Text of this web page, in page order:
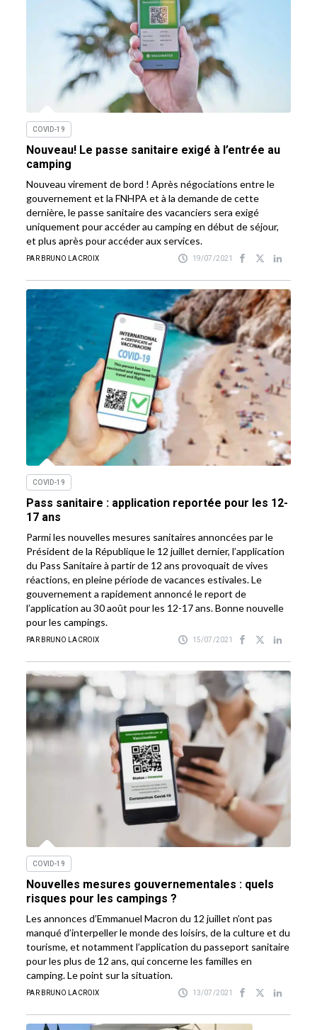
COVID-19
Nouveau! Le passe sanitaire exigé à l’entrée au
camping
Nouveau virement de bord ! Après négociations entre le
gouvernement et la FNHPA et à la demande de cette
dernière, le passe sanitaire des vacanciers sera exigé
uniquement pour accéder au camping en début de séjour,
et plus après pour accéder aux services.
PAR BRUNO LACROIX 19/07/2021
COVID-19
Pass sanitaire : application reportée pour les 12-
17 ans
Parmi les nouvelles mesures sanitaires annoncées par le
Président de la République le 12 juillet dernier, l’application
du Pass Sanitaire à partir de 12 ans provoquait de vives
réactions, en pleine période de vacances estivales. Le
gouvernement a rapidement annoncé le report de
l’application au 30 août pour les 12-17 ans. Bonne nouvelle
pour les campings.
PAR BRUNO LACROIX 15/07/2021
COVID-19
Nouvelles mesures gouvernementales : quels
risques pour les campings ?
Les annonces d’Emmanuel Macron du 12 juillet n’ont pas
manqué d’interpeller le monde des loisirs, de la culture et du
tourisme, et notamment l’application du passeport sanitaire
pour les plus de 12 ans, qui concerne les familles en
camping. Le point sur la situation.
PAR BRUNO LACROIX 13/07/2021